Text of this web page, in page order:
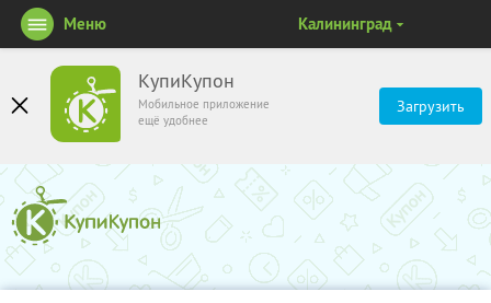
КупиКупон
Мобильное приложение
ещё удобнее
Загрузить
Меню Калининград